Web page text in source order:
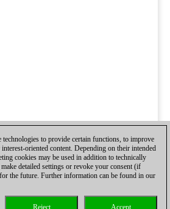
technologies to provide certain functions, to improve
oriented content. Depending on their intended
cookies may be used in addition to technically
detailed settings or revoke your consent (if
the future. Further information can be found in our
Accept
Reject